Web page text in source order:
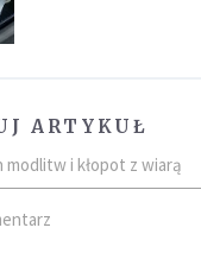
ARTYKUŁ
modlitw i kłopot z wiarą